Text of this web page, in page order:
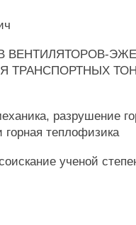
ВЕНТИЛЯТОРОВ-
ТРАНСПОРТНЫХ
разрушение
горная теплофизика
ученой